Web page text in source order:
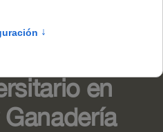
/7082
en